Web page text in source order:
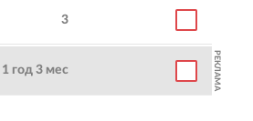
3
1 год 3 мес РЕКЛАМА